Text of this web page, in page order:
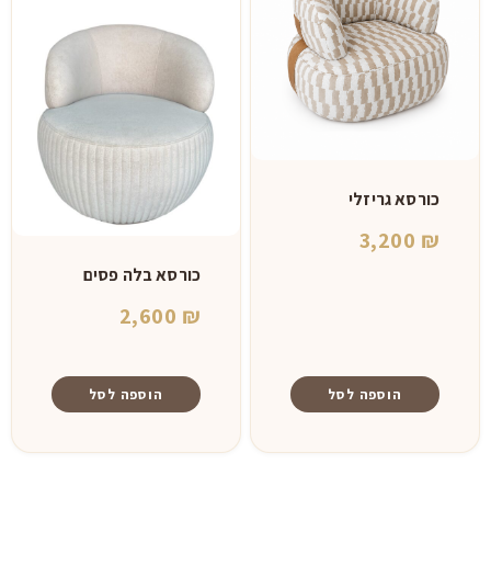
כורסא גריזלי
3,200 ₪
הוספה לסל
כורסא בלה פסים
2,600 ₪
הוספה לסל